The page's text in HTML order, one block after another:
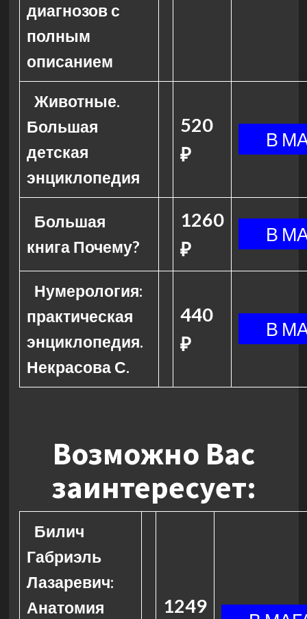
диагнозов с
полным
описанием
Животные.
Большая
детская
энциклопедия
520
₽
Большая
книга Почему?
1260
₽
Нумерология:
практическая
энциклопедия.
Некрасова С.
440
₽
Возможно Вас
заинтересует:
Билич
Габриэль
Лазаревич:
Анатомия
1249